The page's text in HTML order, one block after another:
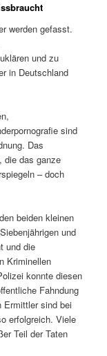
werden gefasst.
und zu
in Deutschland
sind
Das
die das ganze
– doch
beiden kleinen
und
und die
Kriminellen
konnte diesen
Fahndung
Ermittler sind bei
erfolgreich. Viele
Teil der Taten